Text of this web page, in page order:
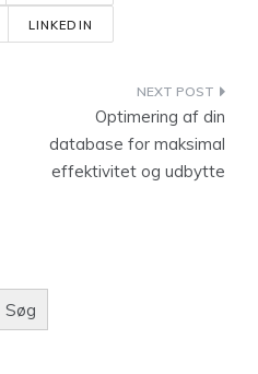
LINKEDIN
Optimering af din
database for maksimal
effektivitet og udbytte
Søg